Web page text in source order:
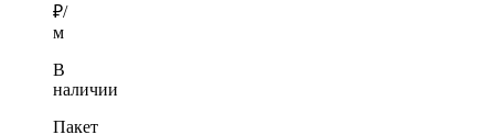
₽/
м
В
наличии
Пакет